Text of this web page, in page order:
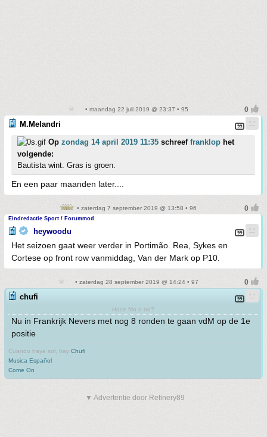
• maandag 22 juli 2019 @ 23:37 • 95
M.Melandri
Op zondag 14 april 2019 11:35 schreef franklop het
volgende:
Bautista wint. Gras is groen.
En een paar maanden later....
• zaterdag 7 september 2019 @ 13:58 • 96
Eindredactie Sport / Forummod
heywoodu
Het seizoen gaat weer verder in Portimão. Rea, Sykes en
Cortese op front row vanmiddag, Van der Mark op P10.
• zaterdag 28 september 2019 @ 14:24 • 97
chufi
Hace frio o no?
Nu in Frankrijk Nevers met nog 8 ronden te gaan vdM op de 1e
positie
Cuando haya sol, hay Chufi
Musica Español
Come On
▼ Advertentie door Refinery89